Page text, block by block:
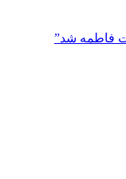
فاطمه شد”